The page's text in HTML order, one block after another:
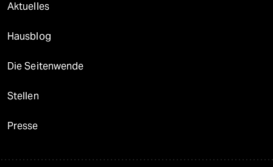
Aktuelles
Hausblog
Die Seitenwende
Stellen
Presse